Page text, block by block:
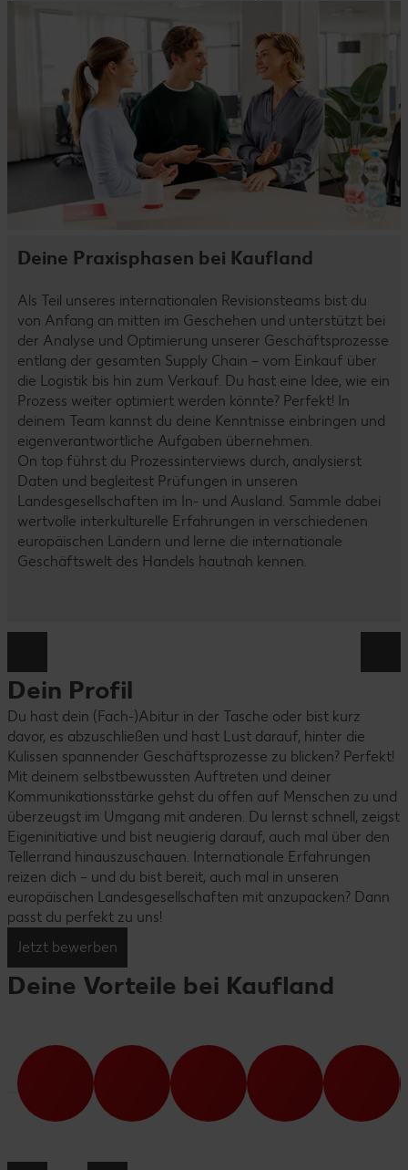
Deine Praxisphasen bei Kaufland
Als Teil unseres internationalen Revisionsteams bist du
von Anfang an mitten im Geschehen und unterstützt bei
der Analyse und Optimierung unserer Geschäftsprozesse
entlang der gesamten Supply Chain – vom Einkauf über
die Logistik bis hin zum Verkauf. Du hast eine Idee, wie ein
Prozess weiter optimiert werden könnte? Perfekt! In
deinem Team kannst du deine Kenntnisse einbringen und
eigenverantwortliche Aufgaben übernehmen.
On top führst du Prozessinterviews durch, analysierst
Daten und begleitest Prüfungen in unseren
Landesgesellschaften im In- und Ausland. Sammle dabei
wertvolle interkulturelle Erfahrungen in verschiedenen
europäischen Ländern und lerne die internationale
Geschäftswelt des Handels hautnah kennen.
Dein Profil
Du hast dein (Fach-)Abitur in der Tasche oder bist kurz
davor, es abzuschließen und hast Lust darauf, hinter die
Kulissen spannender Geschäftsprozesse zu blicken? Perfekt!
Mit deinem selbstbewussten Auftreten und deiner
Kommunikationsstärke gehst du offen auf Menschen zu und
überzeugst im Umgang mit anderen. Du lernst schnell, zeigst
Eigeninitiative und bist neugierig darauf, auch mal über den
Tellerrand hinauszuschauen. Internationale Erfahrungen
reizen dich – und du bist bereit, auch mal in unseren
europäischen Landesgesellschaften mit anzupacken? Dann
passt du perfekt zu uns!
Jetzt bewerben
Deine Vorteile bei Kaufland